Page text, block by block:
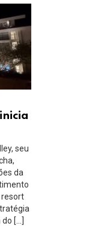
seu
da
resort
[…]